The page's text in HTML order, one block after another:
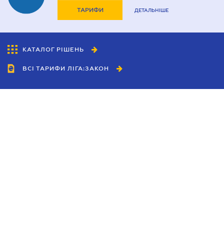
ТАРИФИ ДЕТАЛЬНІШЕ
КАТАЛОГ РІШЕНЬ
ВСІ ТАРИФИ ЛІГА:ЗАКОН